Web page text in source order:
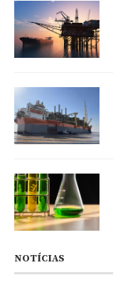
NOTÍCIAS